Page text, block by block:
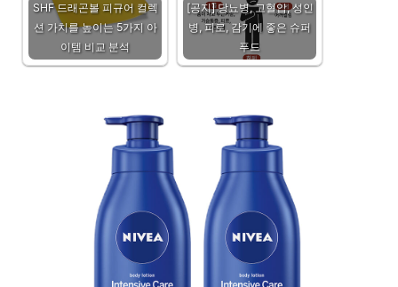
SHF 드래곤볼 피규어 컬렉
션 가치를 높이는 5가지 아
이템 비교 분석
[공지] 당뇨병, 고혈압, 성인
병, 피로, 감기에 좋은 슈퍼
푸드